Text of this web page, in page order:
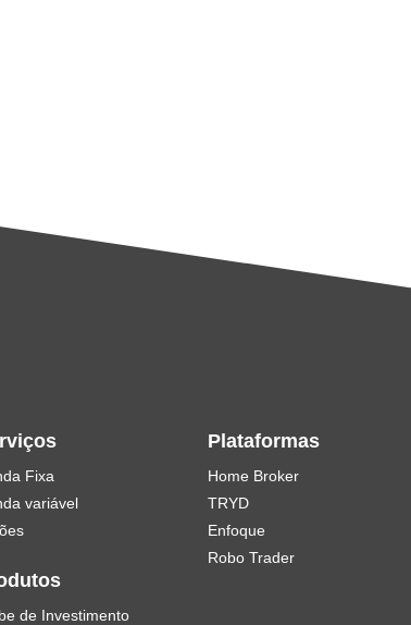
Fixa
variável
de Investimento
Plataformas
Home Broker
TRYD
Enfoque
Robo Trader